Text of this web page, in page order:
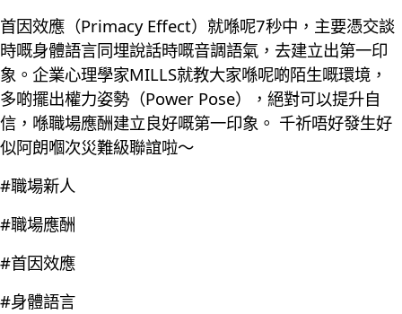
首因效應（Primacy Effect）就喺呢7秒中，主要憑交談
時嘅身體語言同埋說話時嘅音調語氣，去建立出第一印
象。企業心理學家MILLS就教大家喺呢啲陌生嘅環境，
多啲擺出權力姿勢（Power Pose），絕對可以提升自
信，喺職場應酬建立良好嘅第一印象。 千祈唔好發生好
似阿朗嗰次災難級聯誼啦～
#職場新人
#職場應酬
#首因效應
#身體語言